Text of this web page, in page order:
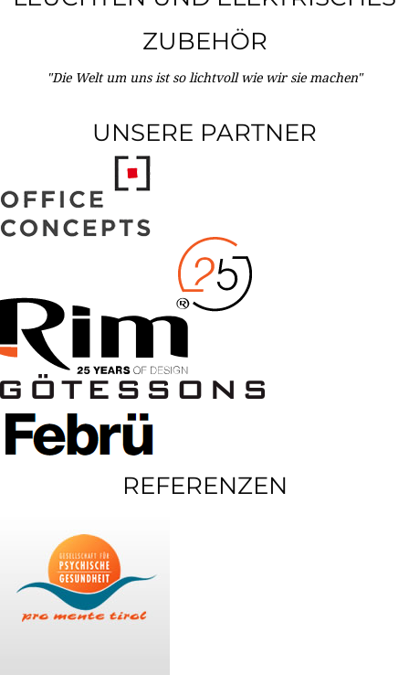
ZUBEHÖR
"Die Welt um uns ist so lichtvoll wie wir sie machen"
UNSERE PARTNER
REFERENZEN